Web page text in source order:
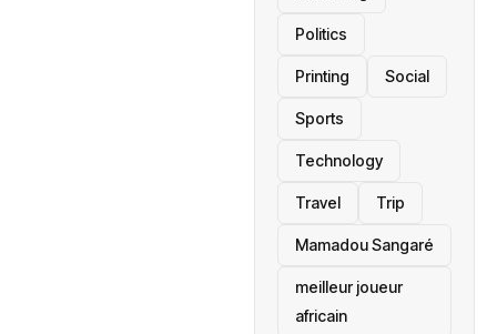
Politics
Printing Social
Sports
Technology
Travel Trip
Mamadou Sangaré
meilleur joueur
africain